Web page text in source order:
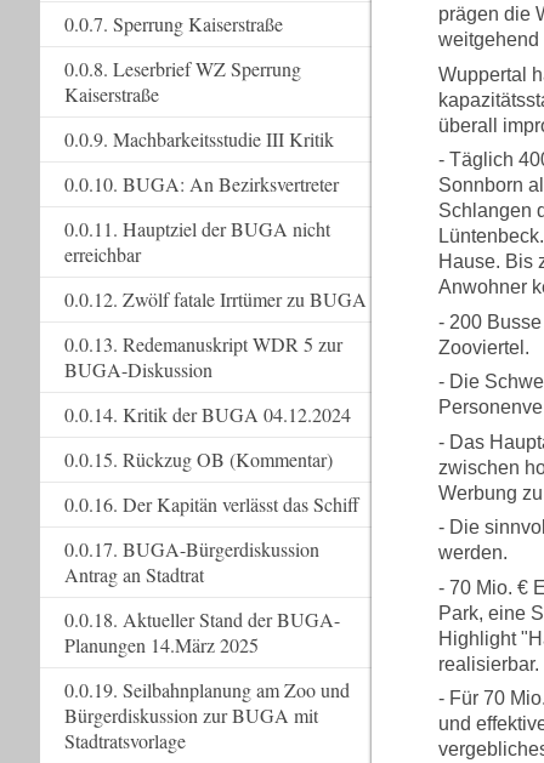
prägen die
Wuppertal
überall
- Täglich
Sonnborn
Schlangen
Hause. Bis
Anwohner
- 200
Zooviertel.
- Die
- Das
zwischen
Werbung
- Die
werden.
- 70 Mio. €
Park, eine
Highlight
realisierbar.
- Für 70
und
0.0.7. Sperrung Kaiserstraße
0.0.8. Leserbrief WZ Sperrung
Kaiserstraße
0.0.9. Machbarkeitsstudie III Kritik
0.0.10. BUGA: An Bezirksvertreter
0.0.11. Hauptziel der BUGA nicht
erreichbar
0.0.12. Zwölf fatale Irrtümer zu BUGA
0.0.13. Redemanuskript WDR 5 zur
BUGA-Diskussion
0.0.14. Kritik der BUGA 04.12.2024
0.0.15. Rückzug OB (Kommentar)
0.0.16. Der Kapitän verlässt das Schiff
0.0.17. BUGA-Bürgerdiskussion
Antrag an Stadtrat
0.0.18. Aktueller Stand der BUGA-
Planungen 14.März 2025
0.0.19. Seilbahnplanung am Zoo und
Bürgerdiskussion zur BUGA mit
Stadtratsvorlage